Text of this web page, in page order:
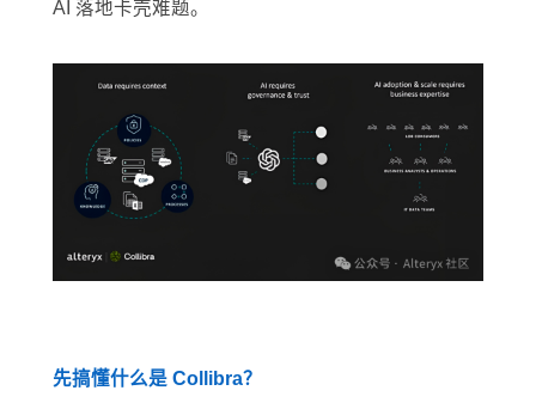
AI 落地卡壳难题。
先搞懂什么是 Collibra？